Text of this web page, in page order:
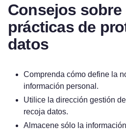
Consejos sobre
prácticas de
datos
Comprenda cómo define la
información personal.
Utilice la dirección gestión
recoja datos.
Almacene sólo la